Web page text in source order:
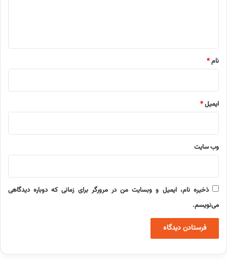
نام*
ایمیل*
وب‌ سایت
ذخیره نام، ایمیل و وبسایت من در مرورگر برای زمانی که دوباره دیدگاهی
می‌نویسم.